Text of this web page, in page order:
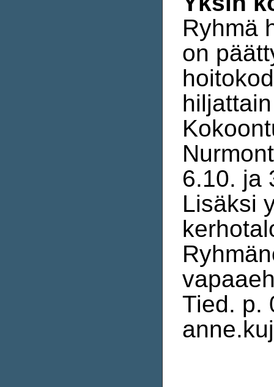
Ryhmä
on
6.10. ja
Lisäksi
Tied. p.